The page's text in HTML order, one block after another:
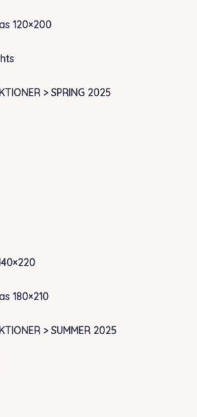
120×200
> SPRING 2025
180×210
> SUMMER 2025